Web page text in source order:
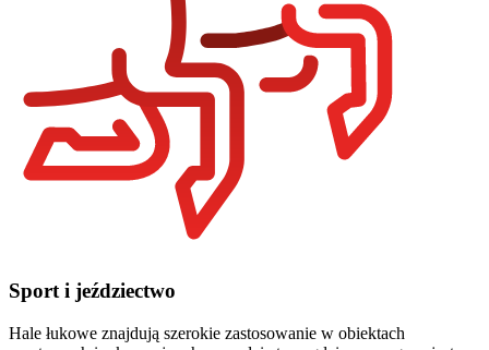
Sport i jeździectwo
Hale łukowe znajdują szerokie zastosowanie w obiektach